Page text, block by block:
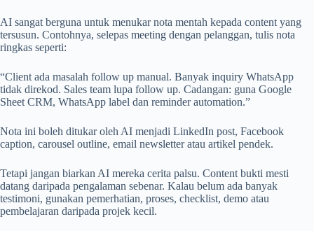
AI sangat berguna untuk menukar nota mentah kepada content yang
tersusun. Contohnya, selepas meeting dengan pelanggan, tulis nota
ringkas seperti:
“Client ada masalah follow up manual. Banyak inquiry WhatsApp
tidak direkod. Sales team lupa follow up. Cadangan: guna Google
Sheet CRM, WhatsApp label dan reminder automation.”
Nota ini boleh ditukar oleh AI menjadi LinkedIn post, Facebook
caption, carousel outline, email newsletter atau artikel pendek.
Tetapi jangan biarkan AI mereka cerita palsu. Content bukti mesti
datang daripada pengalaman sebenar. Kalau belum ada banyak
testimoni, gunakan pemerhatian, proses, checklist, demo atau
pembelajaran daripada projek kecil.